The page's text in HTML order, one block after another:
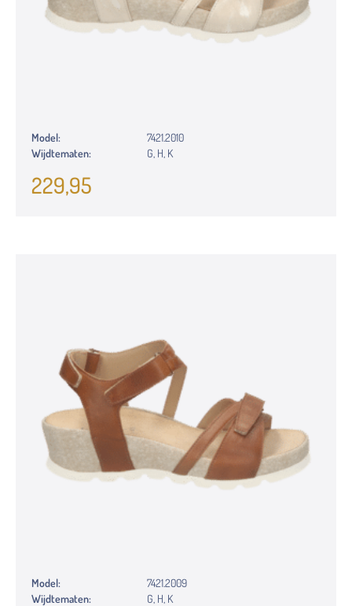
Model:
7421.2010
Wijdtematen:
G, H, K
229,95
Model:
7421.2009
Wijdtematen:
G, H, K